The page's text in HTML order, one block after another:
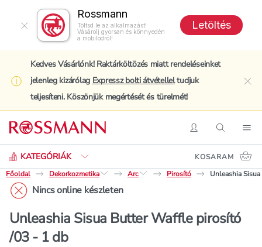
Rossmann
Töltsd le az alkalmazást!
Vásárolj gyorsan és könnyedén
a mobilodról!
Letöltés
Kedves Vásárlónk! Raktárköltözés miatt rendeléseinket
jelenleg kizárólag Expressz bolti átvételleltudjuk
teljesíteni. Köszönjük megértését és türelmét!
BelépésKeresés
KATEGÓRIÁK
Keresés
KOSARAM
Főoldal
Dekorkozmetika Arc Pirosító Unleashia
Nincs online készleten
Unleashia Sisua Butter Waffle pirosító
/03 - 1 db